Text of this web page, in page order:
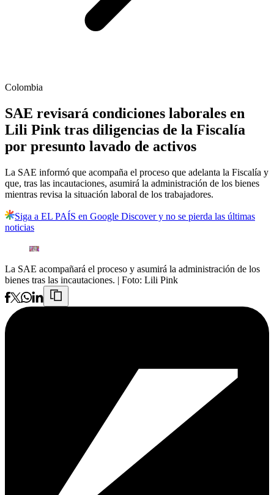
Colombia
SAE revisará condiciones laborales en
Lili Pink tras diligencias de la Fiscalía
por presunto lavado de activos
La SAE informó que acompaña el proceso que adelanta la Fiscalía y
que, tras las incautaciones, asumirá la administración de los bienes
mientras revisa la situación laboral de los trabajadores.
Siga a EL PAÍS en Google Discover y no se pierda las últimas
noticias
La SAE acompañará el proceso y asumirá la administración de los
bienes tras las incautaciones. | Foto: Lili Pink